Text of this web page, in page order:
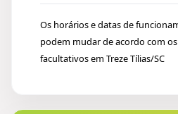
Os horários e datas de
podem mudar de acordo com
facultativos em Treze Tílias/SC